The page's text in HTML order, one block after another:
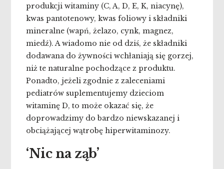
produkcji witaminy (C, A, D, E, K, niacynę),
kwas pantotenowy, kwas foliowy i składniki
mineralne (wapń, żelazo, cynk, magnez,
miedź). A wiadomo nie od dziś, że składniki
dodawana do żywności wchłaniają się gorzej,
niż te naturalne pochodzące z produktu.
Ponadto, jeżeli zgodnie z zaleceniami
pediatrów suplementujemy dzieciom
witaminę D, to może okazać się, że
doprowadzimy do bardzo niewskazanej i
obciążającej wątrobę hiperwitaminozy.
‘Nic na ząb’